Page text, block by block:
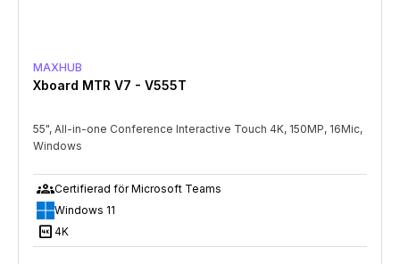
MAXHUB
Xboard MTR V7 - V555T
55", All-in-one Conference Interactive Touch 4K, 150MP, 16Mic,
Windows
groupsCertifierad för Microsoft Teams
Windows 11
4K 4K